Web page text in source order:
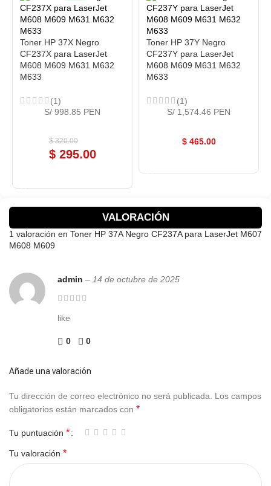
Toner HP 37X Negro
CF237X para LaserJet
M608 M609 M631 M632
M633
(1)
$320.00
$295.00
S/ 998.85 PEN
Toner HP 37Y Negro
CF237Y para LaserJet
M608 M609 M631 M632
M633
(1)
$465.00
S/ 1,574.46 PEN
VALORACIÓN
1 valoración en Toner HP 37A Negro CF237A para LaserJet M607
M608 M609
admin – 14 de octubre de 2025
like
0 0
Añade una valoración
Tu dirección de correo electrónico no será publicada.
Los campos
obligatorios están marcados con *
Tu puntuación *
Tu valoración *